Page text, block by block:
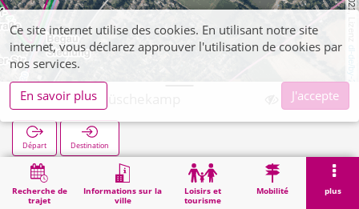
2021, Lizenz
dl-de/by-2-0
Recherche de
trajet
Informations sur la
ville
Loisirs et
tourisme
Mobilité plus
Hoengen Müschekamp
Départ Destination
Démarrage Hoengen Müschekamp
Ce site internet utilise des cookies. En utilisant notre site
internet, vous déclarez approuver l'utilisation de cookies par
nos services.
En savoir plus
J'accepte